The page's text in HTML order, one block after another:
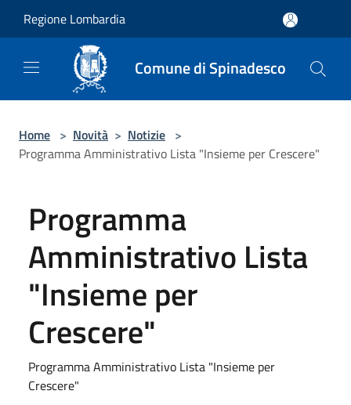
Regione Lombardia
Comune di Spinadesco
Home > Novità > Notizie >
Programma Amministrativo Lista "Insieme per Crescere"
Programma
Amministrativo Lista
"Insieme per
Crescere"
Programma Amministrativo Lista "Insieme per
Crescere"